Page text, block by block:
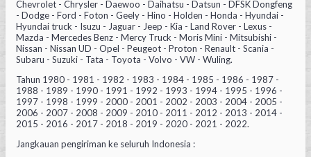
Chevrolet - Chrysler - Daewoo - Daihatsu - Datsun - DFSK Dongfeng
- Dodge - Ford - Foton - Geely - Hino - Holden - Honda - Hyundai -
Hyundai truck - Isuzu - Jaguar - Jeep - Kia - Land Rover - Lexus -
Mazda - Mercedes Benz - Mercy Truck - Moris Mini - Mitsubishi -
Nissan - Nissan UD - Opel - Peugeot - Proton - Renault - Scania -
Subaru - Suzuki - Tata - Toyota - Volvo - VW - Wuling.
Tahun 1980 - 1981 - 1982 - 1983 - 1984 - 1985 - 1986 - 1987 -
1988 - 1989 - 1990 - 1991 - 1992 - 1993 - 1994 - 1995 - 1996 -
1997 - 1998 - 1999 - 2000 - 2001 - 2002 - 2003 - 2004 - 2005 -
2006 - 2007 - 2008 - 2009 - 2010 - 2011 - 2012 - 2013 - 2014 -
2015 - 2016 - 2017 - 2018 - 2019 - 2020 - 2021 - 2022.
Jangkauan pengiriman ke seluruh Indonesia :